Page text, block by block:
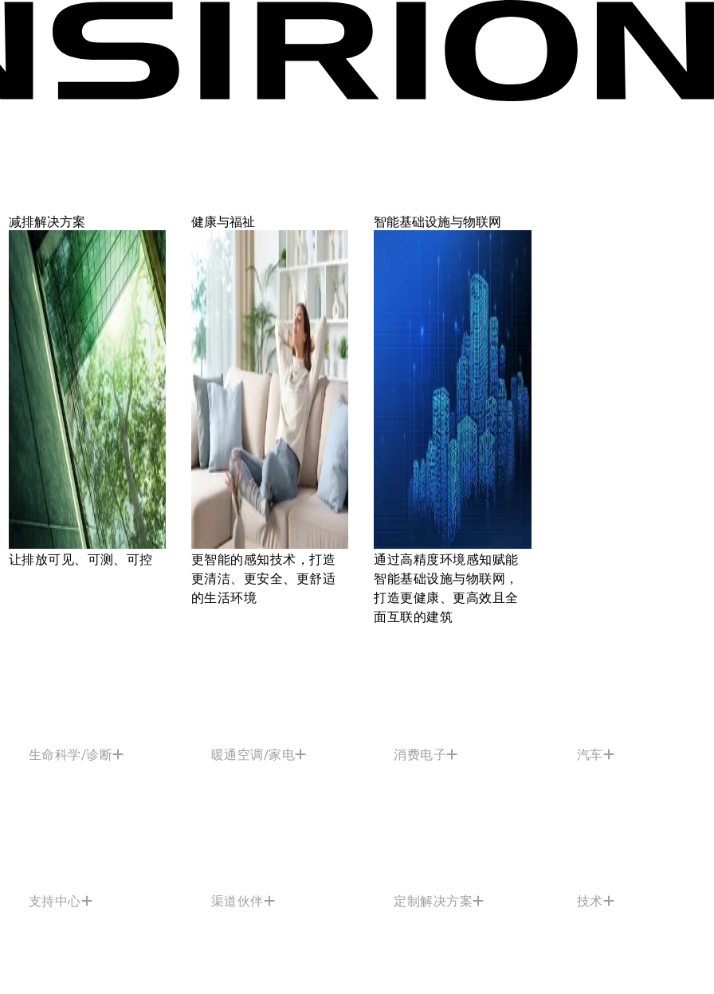
减排解决方案
让排放可见、可测、可控
健康与福祉
更智能的感知技术，打造
更清洁、更安全、更舒适
的生活环境
智能基础设施与物联网
通过高精度环境感知赋能
智能基础设施与物联网，
打造更健康、更高效且全
面互联的建筑
生命科学/诊断 暖通空调/家电 消费电子 汽车
支持中心 渠道伙伴 定制解决方案 技术